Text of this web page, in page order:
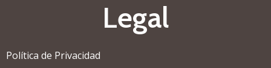
Legal
Política de Privacidad